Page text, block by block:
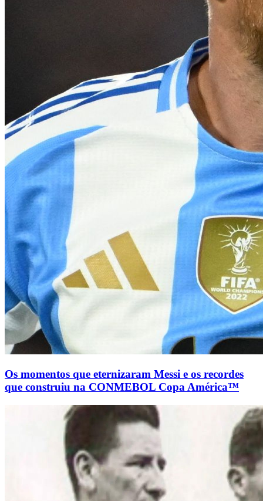
Os momentos que eternizaram Messi e os recordes
que construiu na CONMEBOL Copa América™